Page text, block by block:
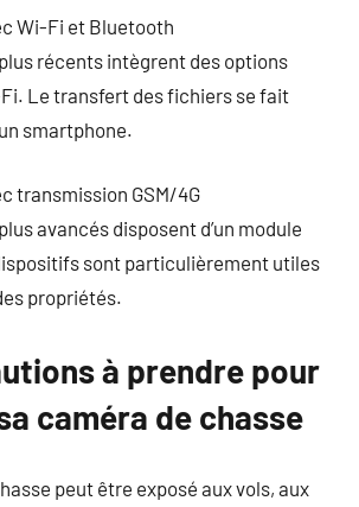
Wi-Fi et Bluetooth
récents intègrent des options
Le transfert des fichiers se fait
smartphone.
transmission GSM/4G
avancés disposent d’un module
sont particulièrement utiles
propriétés.
à prendre pour
caméra de chasse
peut être exposé aux vols, aux